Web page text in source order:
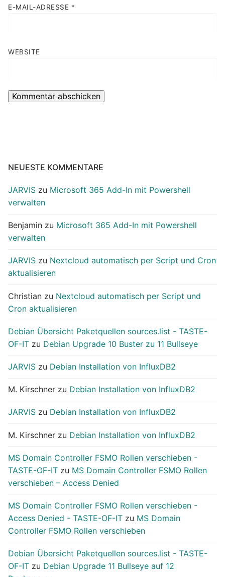
E-MAIL-ADRESSE *
WEBSITE
NEUESTE KOMMENTARE
JARVIS zu Microsoft 365 Add-In mit Powershell
verwalten
Benjamin zu Microsoft 365 Add-In mit Powershell
verwalten
JARVIS zu Nextcloud automatisch per Script und Cron
aktualisieren
Christian zu Nextcloud automatisch per Script und
Cron aktualisieren
Debian Übersicht Paketquellen sources.list - TASTE-
OF-IT zu Debian Upgrade 10 Buster zu 11 Bullseye
JARVIS zu Debian Installation von InfluxDB2
M. Kirschner zu Debian Installation von InfluxDB2
JARVIS zu Debian Installation von InfluxDB2
M. Kirschner zu Debian Installation von InfluxDB2
MS Domain Controller FSMO Rollen verschieben -
TASTE-OF-IT zu MS Domain Controller FSMO Rollen
verschieben – Access Denied
MS Domain Controller FSMO Rollen verschieben -
Access Denied - TASTE-OF-IT zu MS Domain
Controller FSMO Rollen verschieben
Debian Übersicht Paketquellen sources.list - TASTE-
OF-IT zu Debian Upgrade 11 Bullseye auf 12